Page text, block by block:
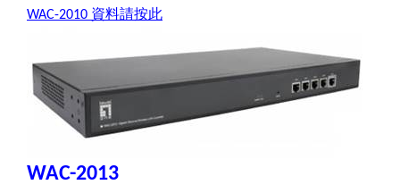
WAC-2010 資料請按此
WAC-2013